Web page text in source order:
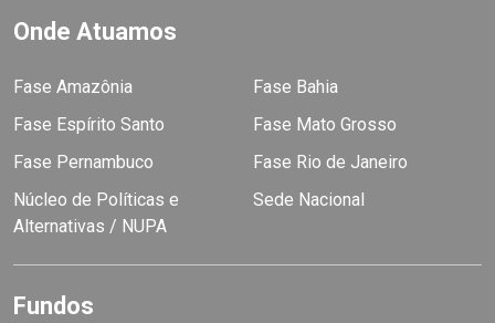
Onde Atuamos
Fase Amazônia
Fase Bahia
Fase Espírito Santo
Fase Mato Grosso
Fase Pernambuco
Fase Rio de Janeiro
Núcleo de Políticas e
Alternativas / NUPA
Sede Nacional
Fundos